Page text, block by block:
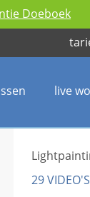
Doeboek
live
29 VIDEO'S